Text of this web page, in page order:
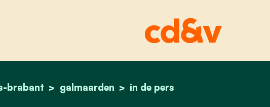
home
brabant galmaarden in de pers
succesvol sinterklaasfeest